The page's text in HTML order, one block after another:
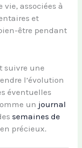
associées à
et
être pendant
suivre une
l’évolution
éventuelles
un journal
semaines de
précieux.